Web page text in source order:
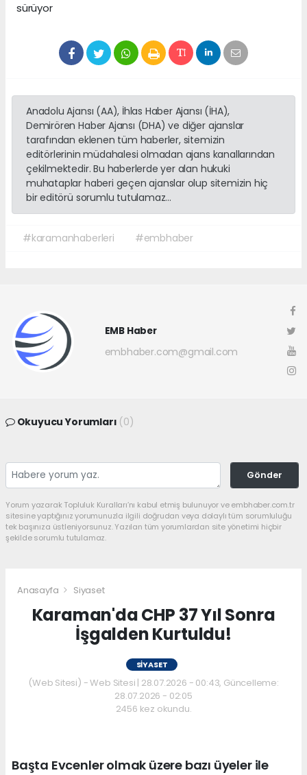
sürüyor
Anadolu Ajansı (AA), İhlas Haber Ajansı (İHA),
Demirören Haber Ajansı (DHA) ve diğer ajanslar
tarafından eklenen tüm haberler, sitemizin
editörlerinin müdahalesi olmadan ajans kanallarından
çekilmektedir. Bu haberlerde yer alan hukuki
muhataplar haberi geçen ajanslar olup sitemizin hiç
bir editörü sorumlu tutulamaz...
#karamanhaberleri #embhaber
EMB Haber
embhaber.com@gmail.com
Okuyucu Yorumları (0)
Gönder
Yorum yazarak Topluluk Kuralları’nı kabul etmiş bulunuyor ve embhaber.com.tr
sitesine yaptığınız yorumunuzla ilgili doğrudan veya dolaylı tüm sorumluluğu
tek başınıza üstleniyorsunuz. Yazılan tüm yorumlardan site yönetimi hiçbir
şekilde sorumlu tutulamaz.
Anasayfa Siyaset
Karaman'da CHP 37 Yıl Sonra
İşgalden Kurtuldu!
SIYASET
(Web Sitesi) - Web Sitesi | 28.07.2026 - 00:43, Güncelleme:
28.07.2026 - 02:05
2456 kez okundu.
Başta Evcenler olmak üzere bazı üyeler ile